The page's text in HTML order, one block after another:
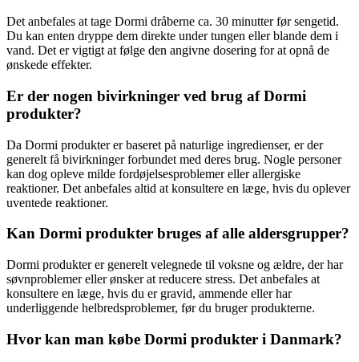
Det anbefales at tage Dormi dråberne ca. 30 minutter før sengetid.
Du kan enten dryppe dem direkte under tungen eller blande dem i
vand. Det er vigtigt at følge den angivne dosering for at opnå de
ønskede effekter.
Er der nogen bivirkninger ved brug af Dormi
produkter?
Da Dormi produkter er baseret på naturlige ingredienser, er der
generelt få bivirkninger forbundet med deres brug. Nogle personer
kan dog opleve milde fordøjelsesproblemer eller allergiske
reaktioner. Det anbefales altid at konsultere en læge, hvis du oplever
uventede reaktioner.
Kan Dormi produkter bruges af alle aldersgrupper?
Dormi produkter er generelt velegnede til voksne og ældre, der har
søvnproblemer eller ønsker at reducere stress. Det anbefales at
konsultere en læge, hvis du er gravid, ammende eller har
underliggende helbredsproblemer, før du bruger produkterne.
Hvor kan man købe Dormi produkter i Danmark?